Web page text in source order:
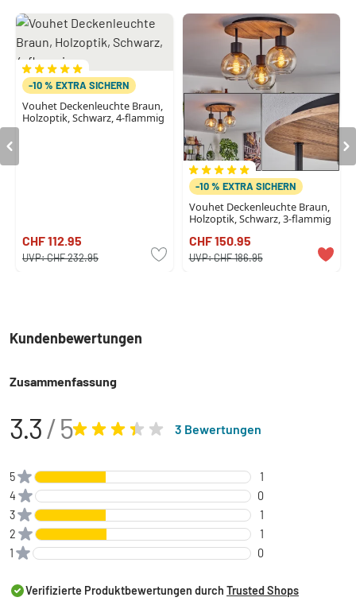
-10 % EXTRA SICHERN
Vouhet Deckenleuchte Braun,
Holzoptik, Schwarz, 4-flammig
CHF 112.95
UVP:CHF 232.95
-10 % EXTRA SICHERN
Vouhet Deckenleuchte Braun,
Holzoptik, Schwarz, 3-flammig
CHF 150.95
UVP:CHF 186.95
Kundenbewertungen
Zusammenfassung
3.3/ 5 3 Bewertungen
5
1
4
0
3
1
2
1
1
0
Verifizierte Produktbewertungen durch Trusted Shops